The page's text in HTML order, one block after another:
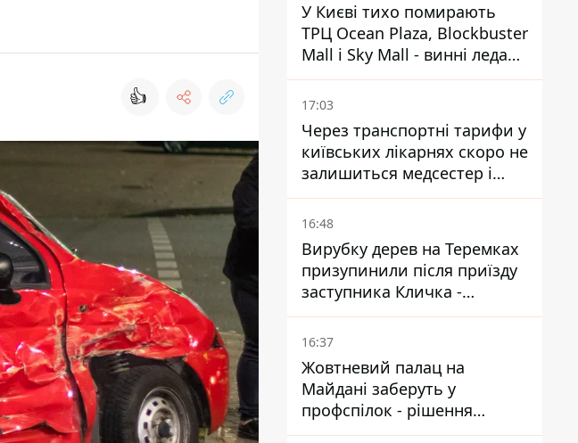
👍
У Києві тихо помирають
ТРЦ Ocean Plaza, Blockbuster
Mall і Sky Mall - винні ледачі
менеджери й канібалізм
17:03
Через транспортні тарифи у
київських лікарнях скоро не
залишиться медсестер і
санітарок - професор
Голубовська
16:48
Вирубку дерев на Теремках
призупинили після приїзду
заступника Кличка -
почався діалог
16:37
Жовтневий палац на
Майдані заберуть у
профспілок - рішення
Господарського суду